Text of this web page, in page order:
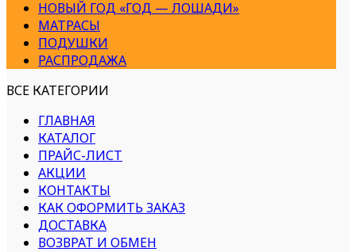
НОВЫЙ ГОД «ГОД — ЛОШАДИ»
МАТРАСЫ
ПОДУШКИ
РАСПРОДАЖА
ВСЕ КАТЕГОРИИ
ГЛАВНАЯ
КАТАЛОГ
ПРАЙС-ЛИСТ
АКЦИИ
КОНТАКТЫ
КАК ОФОРМИТЬ ЗАКАЗ
ДОСТАВКА
ВОЗВРАТ И ОБМЕН